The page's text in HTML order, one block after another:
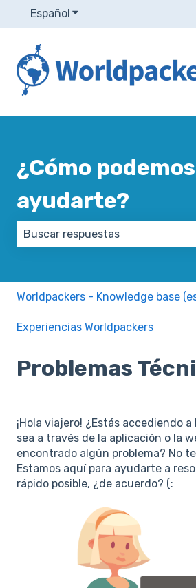
Español Traducciones de
¿Cómo podemos
ayudarte?
Worldpackers - Knowledge base
Experiencias Worldpackers
Problemas
¡Hola viajero! ¿Estás accediendo
sea a través de la aplicación o la
encontrado algún problema? No
Estamos aquí para ayudarte a
rápido posible, ¿de acuerdo? (: